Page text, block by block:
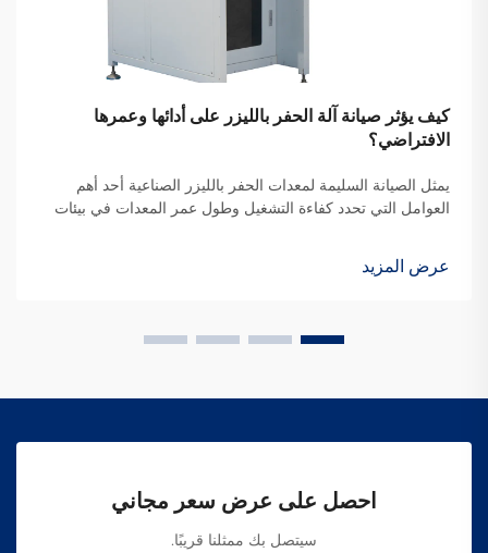
كيف يؤثر صيانة آلة الحفر بالليزر على أدائها وعمرها
الافتراضي؟
يمثل الصيانة السليمة لمعدات الحفر بالليزر الصناعية أحد أهم
العوامل التي تحدد كفاءة التشغيل وطول عمر المعدات في بيئات
الدقيقة...
عرض المزيد
احصل على عرض سعر مجاني
سيتصل بك ممثلنا قريبًا.